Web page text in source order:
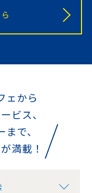
ェから
ビス、
で、
満載！